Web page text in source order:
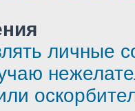
личные